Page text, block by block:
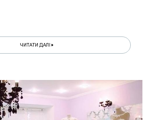
ЧИТАТИ ДАЛІ